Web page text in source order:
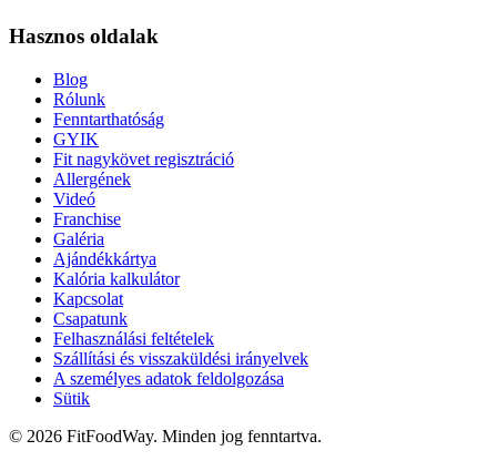
Hasznos oldalak
Blog
Rólunk
Fenntarthatóság
GYIK
Fit nagykövet regisztráció
Allergének
Videó
Franchise
Galéria
Ajándékkártya
Kalória kalkulátor
Kapcsolat
Csapatunk
Felhasználási feltételek
Szállítási és visszaküldési irányelvek
A személyes adatok feldolgozása
Sütik
© 2026 FitFoodWay. Minden jog fenntartva.